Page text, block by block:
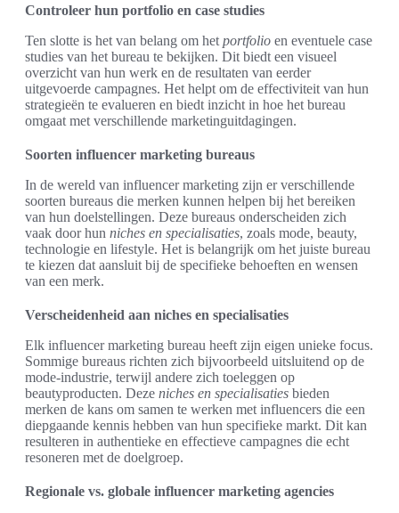
Controleer hun portfolio en case studies
Ten slotte is het van belang om het portfolio en eventuele case
studies van het bureau te bekijken. Dit biedt een visueel
overzicht van hun werk en de resultaten van eerder
uitgevoerde campagnes. Het helpt om de effectiviteit van hun
strategieën te evalueren en biedt inzicht in hoe het bureau
omgaat met verschillende marketinguitdagingen.
Soorten influencer marketing bureaus
In de wereld van influencer marketing zijn er verschillende
soorten bureaus die merken kunnen helpen bij het bereiken
van hun doelstellingen. Deze bureaus onderscheiden zich
vaak door hun niches en specialisaties, zoals mode, beauty,
technologie en lifestyle. Het is belangrijk om het juiste bureau
te kiezen dat aansluit bij de specifieke behoeften en wensen
van een merk.
Verscheidenheid aan niches en specialisaties
Elk influencer marketing bureau heeft zijn eigen unieke focus.
Sommige bureaus richten zich bijvoorbeeld uitsluitend op de
mode-industrie, terwijl andere zich toeleggen op
beautyproducten. Deze niches en specialisaties bieden
merken de kans om samen te werken met influencers die een
diepgaande kennis hebben van hun specifieke markt. Dit kan
resulteren in authentieke en effectieve campagnes die echt
resoneren met de doelgroep.
Regionale vs. globale influencer marketing agencies